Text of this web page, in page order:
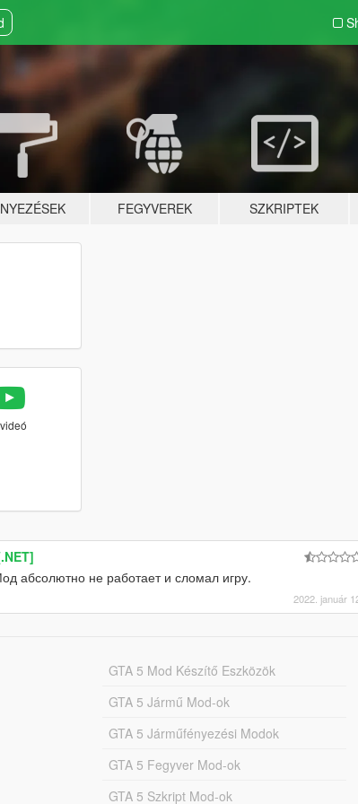
FEGYVEREK SZKRIPTEK
абсолютно не работает и сломал игру.
2022. január
GTA 5 Mod Készítő Eszközök
GTA 5 Jármű Mod-ok
GTA 5 Járműfényezési Modok
GTA 5 Fegyver Mod-ok
GTA 5 Szkript Mod-ok